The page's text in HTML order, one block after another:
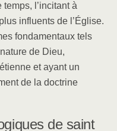
l’incitant à
influents de l’Église.
fondamentaux tels
de Dieu,
et ayant un
de la doctrine
de saint